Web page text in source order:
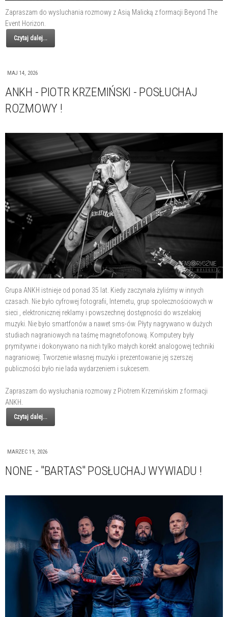
Zapraszam do wysluchania rozmowy z Asią Malicką z formacji Beyond The
Event Horizon.
Czytaj dalej...
MAJ 14, 2026
ANKH - PIOTR KRZEMIŃSKI - POSŁUCHAJ
ROZMOWY !
Grupa ANKH istnieje od ponad 35 lat. Kiedy zaczynała żyliśmy w innych
czasach. Nie było cyfrowej fotografii, Internetu, grup społecznościowych w
sieci , elektronicznej reklamy i powszechnej dostępności do wszelakiej
muzyki. Nie było smartfonów a nawet sms-ów. Płyty nagrywano w dużych
studiach nagraniowych na taśmę magnetofonową. Komputery były
prymitywne i dokonywano na nich tylko małych korekt analogowej techniki
nagraniowej. Tworzenie własnej muzyki i prezentowanie jej szerszej
publiczności było nie lada wydarzeniem i sukcesem.
Zapraszam do wysłuchania rozmowy z Piotrem Krzemińskim z formacji
ANKH.
Czytaj dalej...
MARZEC 19, 2026
NONE - "BARTAS" POSŁUCHAJ WYWIADU !